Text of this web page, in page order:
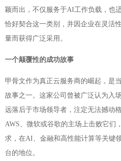
颖而出，不仅服务于AI工作负载，也
恰好契合这一类别，并因企业在灵活
量而获得广泛采用。
一个颠覆性的成功故事
甲骨文作为真正云服务商的崛起，是
故事之一。这家公司曾被广泛认为入
远落后于市场领导者，注定无法撼动
AWS、微软或谷歌的主场上击败它们
求，在AI、金融和高性能计算等关键
台的地位。